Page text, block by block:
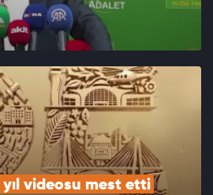
videosu mest etti